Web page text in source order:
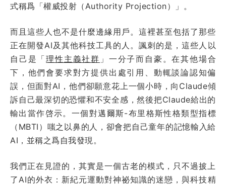
式稱爲「權威投射（Authority Projection）」。
而且這些人也不是什麼邊緣用戶。這裡甚至包括了那些
正在開發AI及其他科技工具的人。諷刺的是，這些人以
自己是「理性主義社群 」一分子而自豪。在其他場合
下，他們會要求對方提供出處引用、動輒談論認知偏
誤，但面對AI，他們卻願意花上一個小時，向Claude傾
訴自己最深切的恐懼和不安全感，然後把Claude給出的
輸出當作啓示。一個對邁爾斯-布里格斯性格類型指標
（MBTI）嗤之以鼻的人，卻會把自己童年的記憶輸入給
AI，並稱之爲自我發現。
我們正在見證的，其實是一個古老的模式，只不過披上
了AI的外衣：新紀元運動對神祕知識的迷戀，與科技精